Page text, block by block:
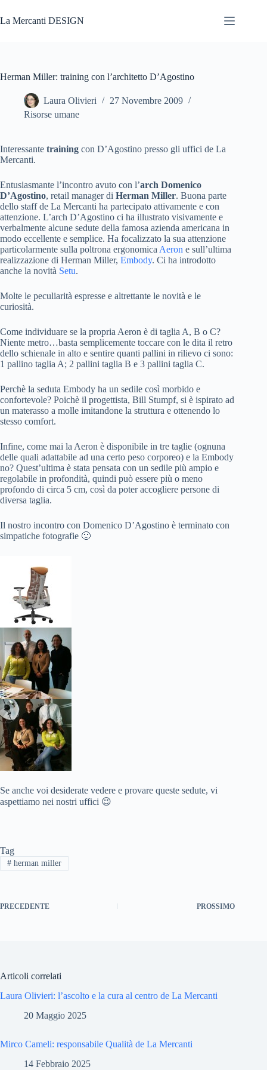
al
contenuto
La Mercanti DESIGN
Herman Miller: training con l’architetto D’Agostino
Laura Olivieri
27 Novembre 2009
Risorse umane
Interessante training con D’Agostino presso gli uffici de La
Mercanti.
Entusiasmante l’incontro avuto con l’arch Domenico
D’Agostino, retail manager di Herman Miller. Buona parte
dello staff de La Mercanti ha partecipato attivamente e con
attenzione. L’arch D’Agostino ci ha illustrato visivamente e
verbalmente alcune sedute della famosa azienda americana in
modo eccellente e semplice. Ha focalizzato la sua attenzione
particolarmente sulla poltrona ergonomica Aeron e sull’ultima
realizzazione di Herman Miller, Embody. Ci ha introdotto
anche la novità Setu.
Molte le peculiarità espresse e altrettante le novità e le
curiosità.
Come individuare se la propria Aeron è di taglia A, B o C?
Niente metro…basta semplicemente toccare con le dita il retro
dello schienale in alto e sentire quanti pallini in rilievo ci sono:
1 pallino taglia A; 2 pallini taglia B e 3 pallini taglia C.
Perchè la seduta Embody ha un sedile così morbido e
confortevole? Poichè il progettista, Bill Stumpf, si è ispirato ad
un materasso a molle imitandone la struttura e ottenendo lo
stesso comfort.
Infine, come mai la Aeron è disponibile in tre taglie (ognuna
delle quali adattabile ad una certo peso corporeo) e la Embody
no? Quest’ultima è stata pensata con un sedile più ampio e
regolabile in profondità, quindi può essere più o meno
profondo di circa 5 cm, così da poter accogliere persone di
diversa taglia.
Il nostro incontro con Domenico D’Agostino è terminato con
simpatiche fotografie 🙂
Se anche voi desiderate vedere e provare queste sedute, vi
aspettiamo nei nostri uffici 😉
Tag
#herman miller
PRECEDENTE PROSSIMO
Articoli correlati
Laura Olivieri: l’ascolto e la cura al centro de La Mercanti
20 Maggio 2025
Mirco Cameli: responsabile Qualità de La Mercanti
14 Febbraio 2025